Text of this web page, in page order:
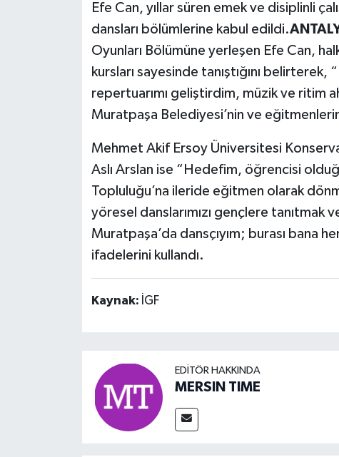
Efe Can, yıllar süren emek ve disiplinli
dansları bölümlerine kabul edildi.
Oyunları Bölümüne yerleşen Efe Can,
kursları sayesinde tanıştığını belirterek,
repertuarımı geliştirdim, müzik ve ritim
Muratpaşa Belediyesi’nin ve
Mehmet Akif Ersoy Üniversitesi
Aslı Arslan ise “Hedefim, öğrencisi
Topluluğu’na ileride eğitmen olarak
yöresel danslarımızı gençlere tanıtmak
Muratpaşa’da dansçıyım; burası bana
ifadelerini kullandı.
Kaynak: İGF
EDITÖR HAKKINDA
MERSIN TIME